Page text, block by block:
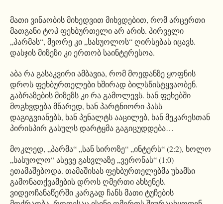
მათი ვინაობის მიხედვით მიხვდებით, რომ არცერთი
მათგანი ტოპ ფეხბურთელი არ არის. პირველი
„პარმას“, მეორე კი „სასუოლოს“ ღირსებას იცავს.
დასჯის მიზეზი კი ერთობ საინტერესოა.
აბა რა გასაკვირი ამბავია, რომ მოედანზე ყოფნის
დროს ფეხბურთელები ხშირად ბილსწისტყვაობენ.
გაბრაზების მიზეზს კი რა გამოლევს. ხან ფეხებში
მოგხვდება მწარედ, ხან პარტნიორი პასს
დაგიგვიანებს, ხან პენალტს ააცილებ, ხან მეკარესთან
პირისპირ გასულს დარტყმა გაგიცუდდება…
მოკლედ, „პარმა“ „სან სიროზე“ „ინტერს“ (2:2), ხოლო
„სასუოლო“ ასევე გასვლაზე „ვერონას“ (1:0)
ეთამაშებოდა. თამაშისას ფეხბურთელებმა უხამსი
გამონათქვამების დროს ღმერთი ახსენეს.
ვიდეოჩანაწერში კარგად ჩანს მათი ტუჩების